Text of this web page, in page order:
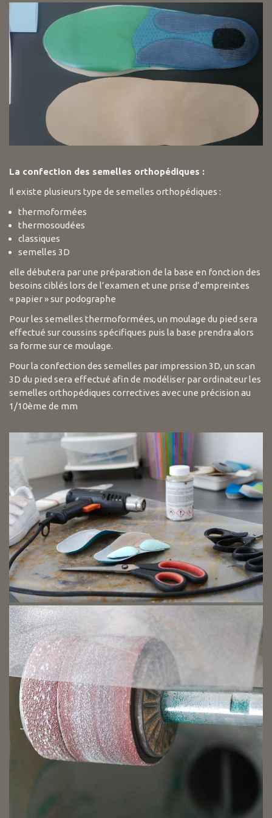
La confection des semelles orthopédiques :
Il existe plusieurs type de semelles orthopédiques :
thermoformées
thermosoudées
classiques
semelles 3D
elle débutera par une préparation de la base en fonction des
besoins ciblés lors de l’examen et une prise d’empreintes
« papier » sur podographe
Pour les semelles thermoformées, un moulage du pied sera
effectué sur coussins spécifiques puis la base prendra alors
sa forme sur ce moulage.
Pour la confection des semelles par impression 3D, un scan
3D du pied sera effectué afin de modéliser par ordinateur les
semelles orthopédiques correctives avec une précision au
1/10ème de mm